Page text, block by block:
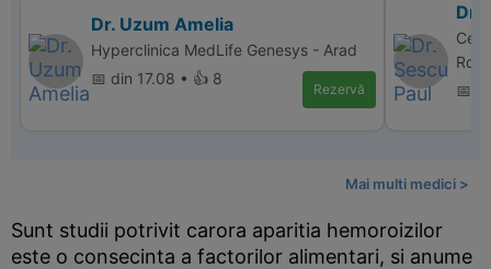
Dr. Uzum Amelia
Hyperclinica MedLife Genesys - Arad
📅 din 17.08 • 👍 8
Rezervă
Dr.
📅
Mai multi medici >
Sunt studii potrivit carora aparitia hemoroizilor
este o consecinta a factorilor alimentari, si anume